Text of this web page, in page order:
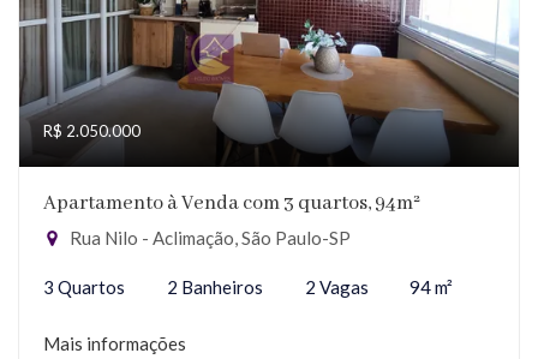
R$ 2.050.000
Apartamento à Venda com 3 quartos, 94m²
Rua Nilo - Aclimação, São Paulo-SP
3 Quartos 2 Banheiros 2 Vagas 94 m²
Mais informações